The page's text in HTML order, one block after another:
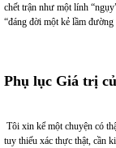
chết trận như một lính
“đáng đời một kẻ lầm
Phụ lục Giá trị
Tôi xin kể một chuyện có
tuy thiếu xác thực thật, cần